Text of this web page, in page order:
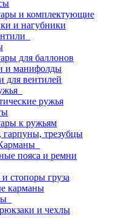
и комплектующие
и нагубники
для баллонов
и манифолды
для вентилей
ружья
к ружьям
трезубцы
пояса и ремни
стопоры груза
карманы
и чехлы